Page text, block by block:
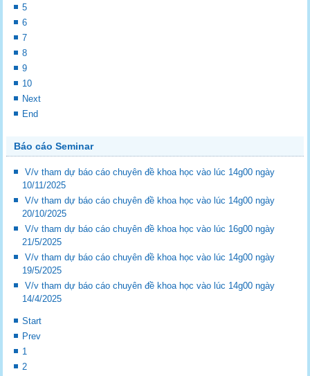
5
6
7
8
9
10
Next
End
Báo cáo Seminar
V/v tham dự báo cáo chuyên đề khoa học vào lúc 14g00 ngày
10/11/2025
V/v tham dự báo cáo chuyên đề khoa học vào lúc 14g00 ngày
20/10/2025
V/v tham dự báo cáo chuyên đề khoa học vào lúc 16g00 ngày
21/5/2025
V/v tham dự báo cáo chuyên đề khoa học vào lúc 14g00 ngày
19/5/2025
V/v tham dự báo cáo chuyên đề khoa học vào lúc 14g00 ngày
14/4/2025
Start
Prev
1
2